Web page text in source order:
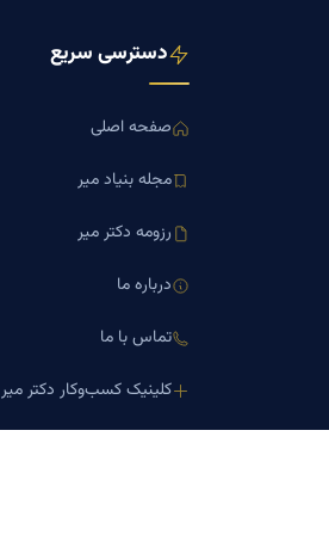
دسترسی سریع
صفحه اصلی
مجله بنیاد میر
رزومه دکتر میر
درباره ما
تماس با ما
کلینیک کسب‌وکار دکتر میر